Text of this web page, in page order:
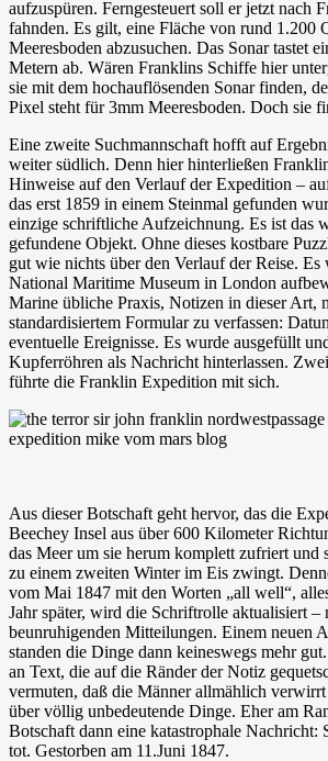
aufzuspüren. Ferngesteuert soll er jetzt nach
fahnden. Es gilt, eine Fläche von rund 1.200
Meeresboden abzusuchen. Das Sonar tastet
Metern ab. Wären Franklins Schiffe hier
sie mit dem hochauflösenden Sonar finden,
Pixel steht für 3mm Meeresboden. Doch sie
Eine zweite Suchmannschaft hofft auf
weiter südlich. Denn hier hinterließen
Hinweise auf den Verlauf der Expedition –
das erst 1859 in einem Steinmal gefunden
einzige schriftliche Aufzeichnung. Es ist das
gefundene Objekt. Ohne dieses kostbare
gut wie nichts über den Verlauf der Reise. Es
National Maritime Museum in London
Marine übliche Praxis, Notizen in dieser Art,
standardisiertem Formular zu verfassen:
eventuelle Ereignisse. Es wurde ausgefüllt
Kupferröhren als Nachricht hinterlassen.
führte die Franklin Expedition mit sich.
Aus dieser Botschaft geht hervor, das die
Beechey Insel aus über 600 Kilometer
das Meer um sie herum komplett zufriert und
zu einem zweiten Winter im Eis zwingt.
vom Mai 1847 mit den Worten „all well“,
Jahr später, wird die Schriftrolle aktualisiert –
beunruhigenden Mitteilungen. Einem neuen
standen die Dinge dann keineswegs mehr
an Text, die auf die Ränder der Notiz
vermuten, daß die Männer allmählich
über völlig unbedeutende Dinge. Eher am
Botschaft dann eine katastrophale Nachricht:
tot. Gestorben am 11.Juni 1847.